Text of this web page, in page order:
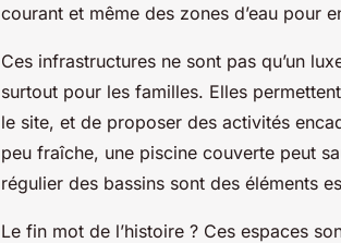
courant et même des zones d’eau pour
Ces infrastructures ne sont pas qu’un
surtout pour les familles. Elles
le site, et de proposer des activités
peu fraîche, une piscine couverte peut
régulier des bassins sont des éléments
Le fin mot de l’histoire ? Ces espaces